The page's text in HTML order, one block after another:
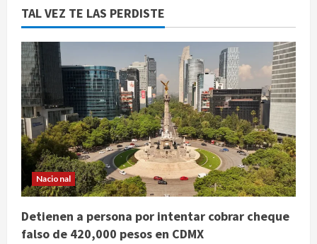
TAL VEZ TE LAS PERDISTE
Nacional
Detienen a persona por intentar cobrar cheque
falso de 420,000 pesos en CDMX